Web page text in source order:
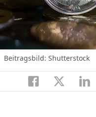
Beitragsbild: Shutterstock